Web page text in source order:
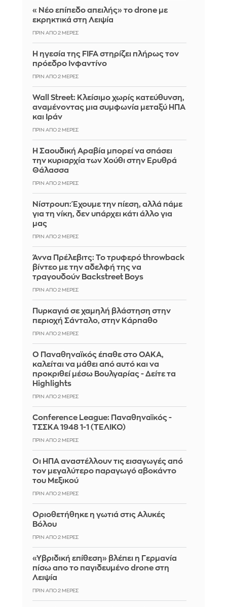
«Νέο επίπεδο απειλής» το drone με
εκρηκτικά στη Λειψία
ΠΡΙΝ ΑΠΌ 2 ΜΈΡΕΣ
Η ηγεσία της FIFA στηρίζει πλήρως τον
πρόεδρο Ινφαντίνο
ΠΡΙΝ ΑΠΌ 2 ΜΈΡΕΣ
Wall Street: Κλείσιμο χωρίς κατεύθυνση,
αναμένοντας μια συμφωνία μεταξύ ΗΠΑ
και Ιράν
ΠΡΙΝ ΑΠΌ 2 ΜΈΡΕΣ
Η Σαουδική Αραβία μπορεί να σπάσει
την κυριαρχία των Χούθι στην Ερυθρά
Θάλασσα
ΠΡΙΝ ΑΠΌ 2 ΜΈΡΕΣ
Νίστρουπ: Έχουμε την πίεση, αλλά πάμε
για τη νίκη, δεν υπάρχει κάτι άλλο για
μας
ΠΡΙΝ ΑΠΌ 2 ΜΈΡΕΣ
Άννα Πρέλεβιτς: Το τρυφερό throwback
βίντεο με την αδελφή της να
τραγουδούν Backstreet Boys
ΠΡΙΝ ΑΠΌ 2 ΜΈΡΕΣ
Πυρκαγιά σε χαμηλή βλάστηση στην
περιοχή Σάνταλο, στην Κάρπαθο
ΠΡΙΝ ΑΠΌ 2 ΜΈΡΕΣ
Ο Παναθηναϊκός έπαθε στο ΟΑΚΑ,
καλείται να μάθει από αυτό και να
προκριθεί μέσω Βουλγαρίας - Δείτε τα
Highlights
ΠΡΙΝ ΑΠΌ 2 ΜΈΡΕΣ
Conference League: Παναθηναϊκός -
ΤΣΣΚΑ 1948 1-1 (ΤΕΛΙΚΟ)
ΠΡΙΝ ΑΠΌ 2 ΜΈΡΕΣ
Οι ΗΠΑ αναστέλλουν τις εισαγωγές από
τον μεγαλύτερο παραγωγό αβοκάντο
του Μεξικού
ΠΡΙΝ ΑΠΌ 2 ΜΈΡΕΣ
Οριοθετήθηκε η γωτιά στις Αλυκές
Βόλου
ΠΡΙΝ ΑΠΌ 2 ΜΈΡΕΣ
«Υβριδική επίθεση» βλέπει η Γερμανία
πίσω απο το παγιδευμένο drone στη
Λειψία
ΠΡΙΝ ΑΠΌ 2 ΜΈΡΕΣ